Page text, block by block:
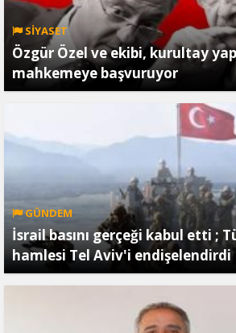
SİYASET
Özgür Özel ve ekibi, kurultay
mahkemeye başvuruyor
GÜNDEM
İsrail basını gerçeği kabul etti ;
hamlesi Tel Aviv'i endişelendirdi